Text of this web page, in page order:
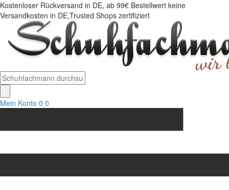
Kostenloser Rückversand in DE, ab 99€ Bestellwert keine
Versandkosten in DE,Trusted Shops zertifiziert
Mein Konto 0 0